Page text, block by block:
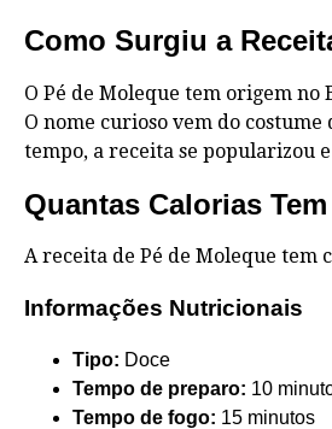
Como Surgiu a
O Pé de Moleque tem origem
O nome curioso vem do
tempo, a receita se popularizou
Quantas Calorias
A receita de Pé de Moleque tem
Informações Nutricionais
Tipo: Doce
Tempo de preparo: 10
Tempo de fogo: 15 minutos